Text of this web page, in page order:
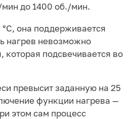
мин до 1400 об./мин.
она поддерживается
нагрев невозможно
которая подсвечивается во
превысит заданную на 25
функции нагрева —
этом сам процесс